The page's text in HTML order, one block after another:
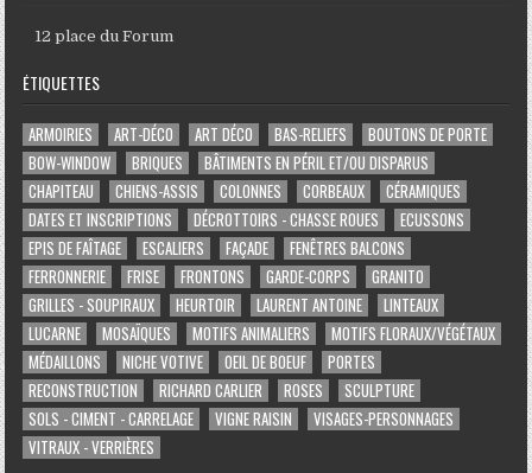
12 place du Forum
ÉTIQUETTES
ARMOIRIES ART-DÉCO ART DÉCO BAS-RELIEFS
BOUTONS DE PORTE
BOW-WINDOW
BRIQUES
BÂTIMENTS EN PÉRIL ET/OU DISPARUS
CHAPITEAU
CHIENS-ASSIS COLONNES CORBEAUX
CÉRAMIQUES
DATES ET INSCRIPTIONS
DÉCROTTOIRS - CHASSE ROUES
ECUSSONS
EPIS DE FAÎTAGE
ESCALIERS FAÇADE
FENÊTRES BALCONS
FERRONNERIE
FRISE FRONTONS GARDE-CORPS
GRANITO
GRILLES - SOUPIRAUX
HEURTOIR LAURENT ANTOINE
LINTEAUX
LUCARNE
MOSAÏQUES MOTIFS ANIMALIERS
MOTIFS FLORAUX/VÉGÉTAUX
MÉDAILLONS
NICHE VOTIVE OEIL DE BOEUF
PORTES
RECONSTRUCTION
RICHARD CARLIER ROSES
SCULPTURE
SOLS - CIMENT - CARRELAGE
VIGNE RAISIN
VISAGES-PERSONNAGES
VITRAUX - VERRIÈRES